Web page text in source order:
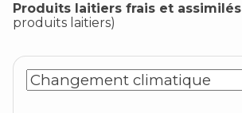
Produits laitiers frais et assimilés
produits laitiers)